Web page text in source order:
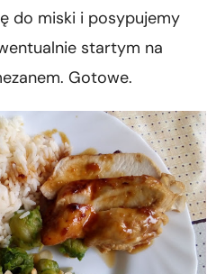
do miski i posypujemy
startym na
Gotowe.